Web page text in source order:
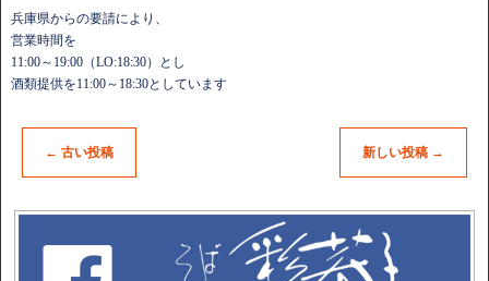
兵庫県からの要請により、
営業時間を
11:00～19:00（LO:18:30）とし
酒類提供を11:00～18:30としています
← 古い投稿 新しい投稿 →